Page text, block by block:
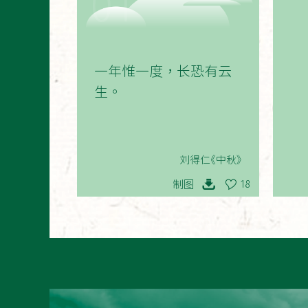
一年惟一度，长恐有云
生。
刘得仁《中秋》
制图 18